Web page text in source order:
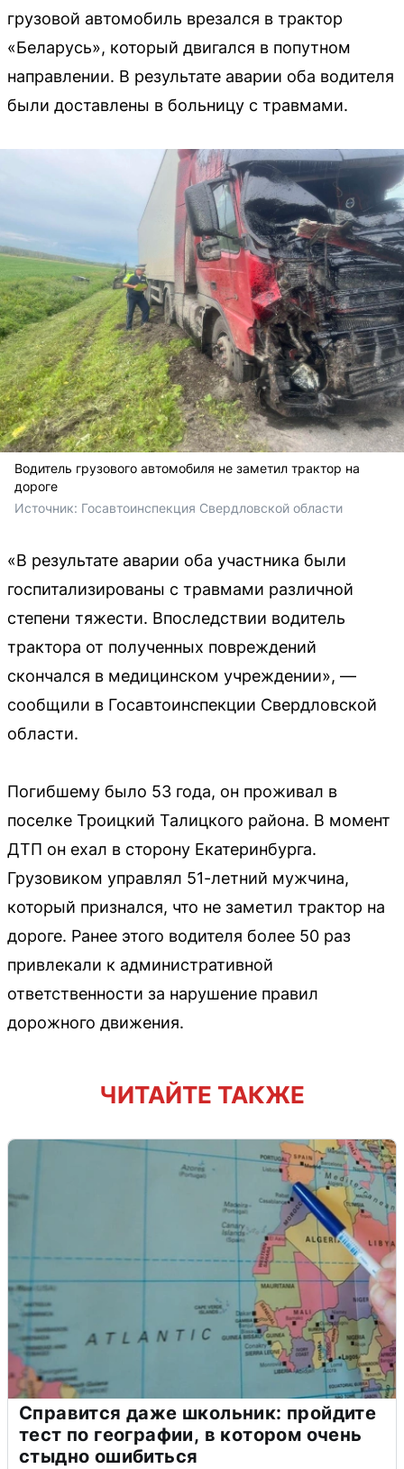
грузовой автомобиль врезался в трактор
«Беларусь», который двигался в попутном
направлении. В результате аварии оба водителя
были доставлены в больницу с травмами.
Водитель грузового автомобиля не заметил трактор на
дороге
Источник: Госавтоинспекция Свердловской области
«В результате аварии оба участника были
госпитализированы с травмами различной
степени тяжести. Впоследствии водитель
трактора от полученных повреждений
скончался в медицинском учреждении», —
сообщили в Госавтоинспекции Свердловской
области.
Погибшему было 53 года, он проживал в
поселке Троицкий Талицкого района. В момент
ДТП он ехал в сторону Екатеринбурга.
Грузовиком управлял 51-летний мужчина,
который признался, что не заметил трактор на
дороге. Ранее этого водителя более 50 раз
привлекали к административной
ответственности за нарушение правил
дорожного движения.
ЧИТАЙТЕ ТАКЖЕ
Справится даже школьник: пройдите
тест по географии, в котором очень
стыдно ошибиться